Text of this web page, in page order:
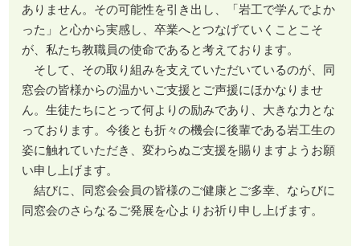
ありません。その可能性を引き出し、「岩工で学んでよか
った」と心から実感し、卒業へとつなげていくことこそ
が、私たち教職員の使命であると考えております。
そして、その取り組みを支えていただいているのが、同
窓会の皆様からの温かいご支援とご声援にほかなりませ
ん。生徒たちにとって何よりの励みであり、大きな力とな
っております。今後とも折々の機会に後輩である岩工生の
姿に触れていただき、変わらぬご支援を賜りますようお願
い申し上げます。
結びに、同窓会会員の皆様のご健康とご多幸、ならびに
同窓会のさらなるご発展を心よりお祈り申し上げます。